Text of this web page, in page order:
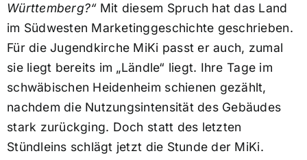
Württemberg?“Mit diesem Spruch hat das Land
im Südwesten Marketinggeschichte geschrieben.
Für die Jugendkirche MiKi passt er auch, zumal
sie liegt bereits im „Ländle“ liegt. Ihre Tage im
schwäbischen Heidenheim schienen gezählt,
nachdem die Nutzungsintensität des Gebäudes
stark zurückging. Doch statt des letzten
Stündleins schlägt jetzt die Stunde der MiKi.